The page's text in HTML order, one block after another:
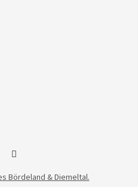
Instagram
Bördeland & Diemeltal.